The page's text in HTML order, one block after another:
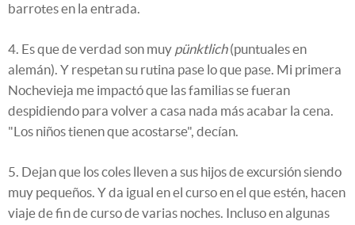
barrotes en la entrada.
4. Es que de verdad son muy pünktlich(puntuales en
alemán). Y respetan su rutina pase lo que pase. Mi primera
Nochevieja me impactó que las familias se fueran
despidiendo para volver a casa nada más acabar la cena.
"Los niños tienen que acostarse", decían.
5. Dejan que los coles lleven a sus hijos de excursión siendo
muy pequeños. Y da igual en el curso en el que estén, hacen
viaje de fin de curso de varias noches. Incluso en algunas